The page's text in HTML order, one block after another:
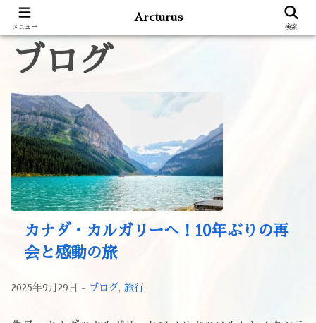
ブログ
カナダ・カルガリーへ！10年ぶりの再
会と感動の旅
2025年9月29日 - ブログ, 旅行
メニュー
Arcturus
検索